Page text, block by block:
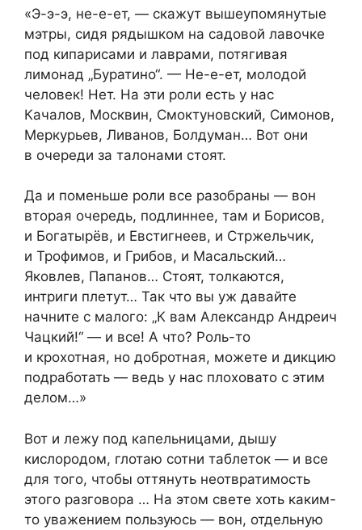
«Э-э-э, не-е-ет, — скажут вышеупомянутые
мэтры, сидя рядышком на садовой лавочке
под кипарисами и лаврами, потягивая
лимонад „Буратино“. — Не-е-ет, молодой
человек! Нет. На эти роли есть у нас
Качалов, Москвин, Смоктуновский, Симонов,
Меркурьев, Ливанов, Болдуман… Вот они
в очереди за талонами стоят.
Да и поменьше роли все разобраны — вон
вторая очередь, подлиннее, там и Борисов,
и Богатырёв, и Евстигнеев, и Стржельчик,
и Трофимов, и Грибов, и Масальский…
Яковлев, Папанов… Стоят, толкаются,
интриги плетут… Так что вы уж давайте
начните с малого: „К вам Александр Андреич
Чацкий!“ — и все! А что? Роль-то
и крохотная, но добротная, можете и дикцию
подработать — ведь у нас плоховато с этим
делом…»
Вот и лежу под капельницами, дышу
кислородом, глотаю сотни таблеток — и все
для того, чтобы оттянуть неотвратимость
этого разговора … На этом свете хоть каким-
то уважением пользуюсь — вон, отдельную